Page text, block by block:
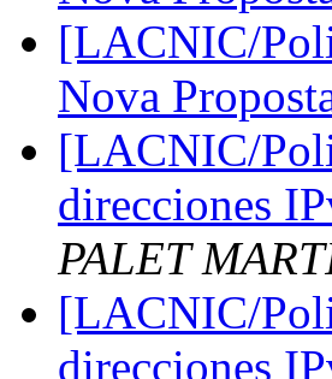
[LACNIC/
Nova
[LACNIC/
direcciones
PALET
[LACNIC/
direcciones